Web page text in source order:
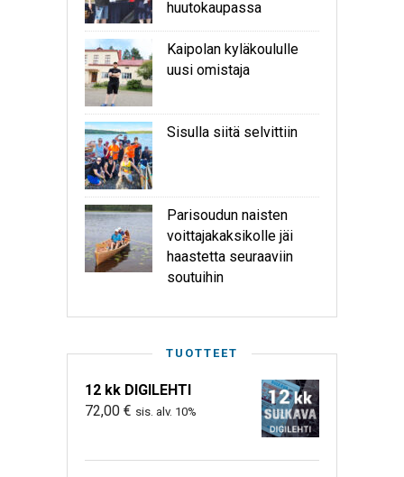
huutokaupassa
Kaipolan kyläkoululle
uusi omistaja
Sisulla siitä selvittiin
Parisoudun naisten
voittajakaksikolle jäi
haastetta seuraaviin
soutuihin
TUOTTEET
12 kk DIGILEHTI
72,00 € sis. alv. 10%